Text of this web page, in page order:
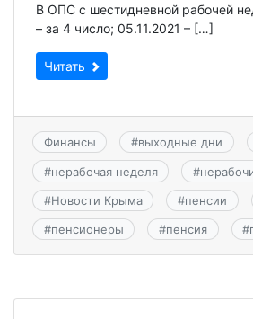
В ОПС с шестидневной рабочей
– за 4 число; 05.11.2021 – […]
Читать
Финансы #выходные дни
#нерабочая неделя #
#Новости Крыма #пенсии
#пенсионеры #пенсия #